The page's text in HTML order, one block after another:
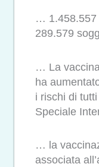
… 1.458.557
289.579
… La
ha
i rischi di
Speciale
… la
associata